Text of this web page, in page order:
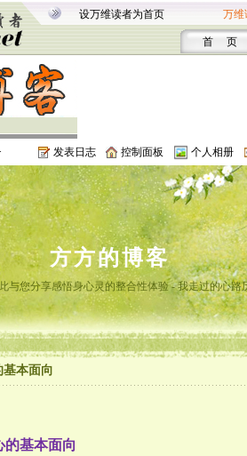
设万维读者为首页 万维
首 页
发表日志 控制面板 个人相册
方方的博客
与您分享感悟身心灵的整合性体验 - 我走过的心路
基本面向
的基本面向